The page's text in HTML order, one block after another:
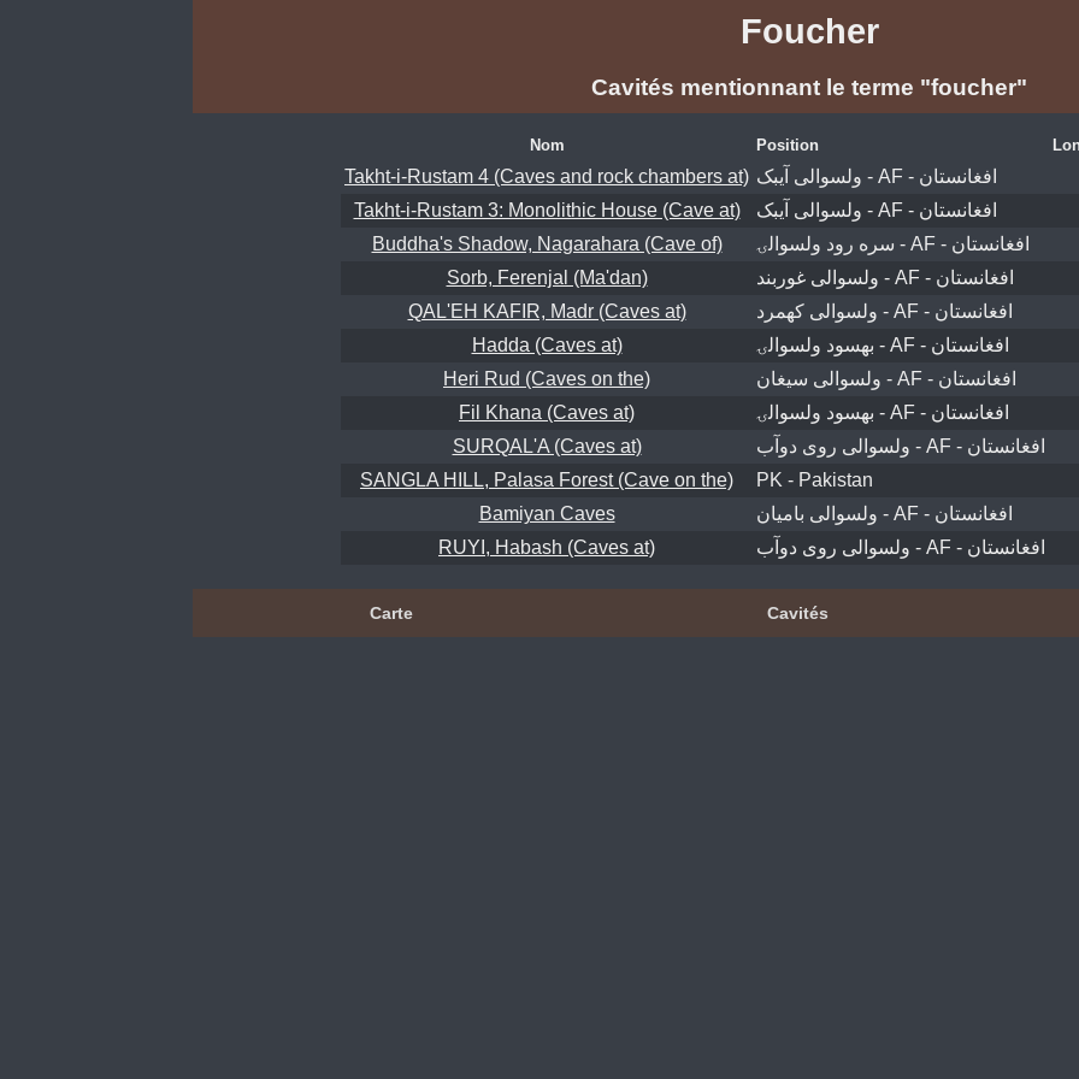
Foucher
Cavités mentionnant le terme "foucher"
Nom Position
Takht-i-Rustam 4 (Caves and rock chambers at)
ولسوالی آیبک - AF - افغانستان
Takht-i-Rustam 3: Monolithic House (Cave at)
ولسوالی آیبک - AF - افغانستان
Buddha's Shadow, Nagarahara (Cave of)
سره رود ولسوالۍ - AF - افغانستان
Sorb, Ferenjal (Ma'dan)
ولسوالی غوربند - AF - افغانستان
QAL'EH KAFIR, Madr (Caves at)
ولسوالی کهمرد - AF - افغانستان
Hadda (Caves at)
بهسود ولسوالۍ - AF - افغانستان
Heri Rud (Caves on the)
ولسوالی سیغان - AF - افغانستان
Fil Khana (Caves at)
بهسود ولسوالۍ - AF - افغانستان
SURQAL'A (Caves at)
ولسوالی روی دوآب - AF - افغانستان
SANGLA HILL, Palasa Forest (Cave on the)
PK - Pakistan
Bamiyan Caves
ولسوالی بامیان - AF - افغانستان
RUYI, Habash (Caves at)
ولسوالی روی دوآب - AF - افغانستان
Carte Cavités